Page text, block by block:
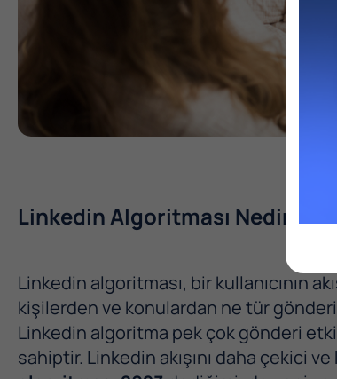
Linkedin Algoritması Nedir?
Linkedin algoritması, bir kullanıcının
kişilerden ve konulardan ne tür
Linkedin algoritma pek çok gönderi
sahiptir. Linkedin akışını daha çekici